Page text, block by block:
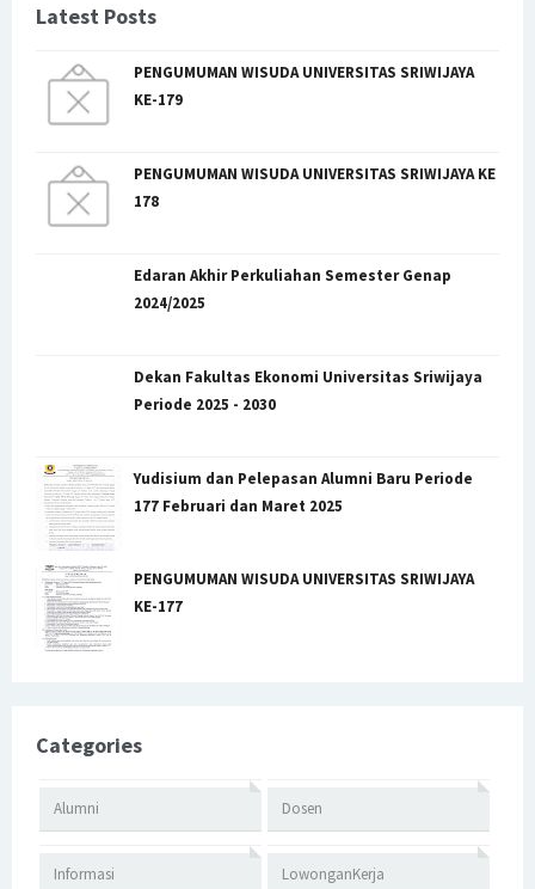
Latest Posts
PENGUMUMAN WISUDA UNIVERSITAS SRIWIJAYA
KE-179
PENGUMUMAN WISUDA UNIVERSITAS SRIWIJAYA KE
178
Edaran Akhir Perkuliahan Semester Genap
2024/2025
Dekan Fakultas Ekonomi Universitas Sriwijaya
Periode 2025 - 2030
Yudisium dan Pelepasan Alumni Baru Periode
177 Februari dan Maret 2025
PENGUMUMAN WISUDA UNIVERSITAS SRIWIJAYA
KE-177
Categories
Alumni Dosen
Informasi LowonganKerja